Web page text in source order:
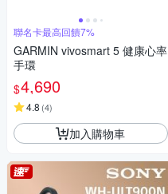
聯名卡最高回饋7%
GARMIN vivosmart 5 健康心率
手環
$4,690
4.8 (4)
加入購物車